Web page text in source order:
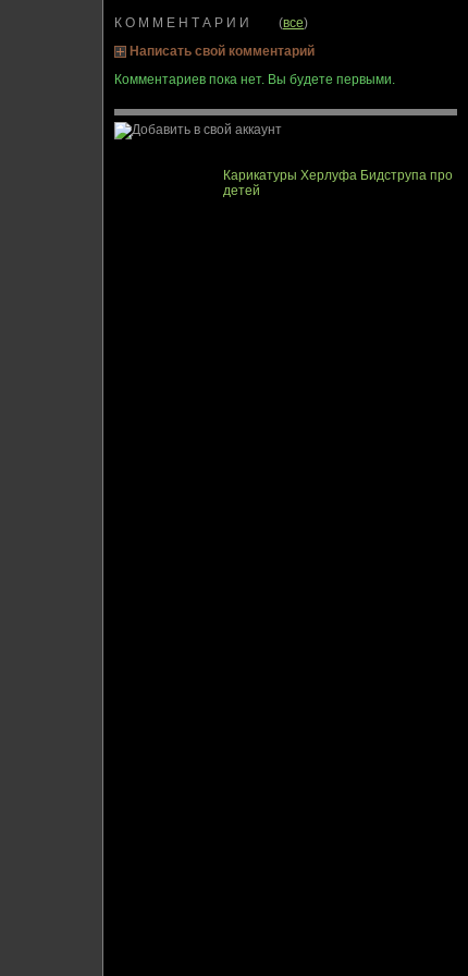
К О М М Е Н Т А Р И И (все)
Написать свой комментарий
Комментариев пока нет. Вы будете первыми.
Карикатуры Херлуфа Бидструпа про
детей